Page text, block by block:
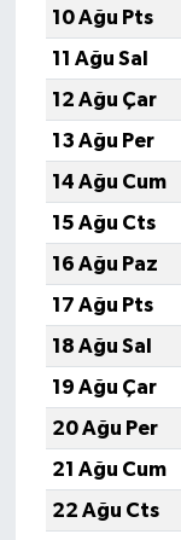
10 Ağu Pts
11 Ağu Sal
12 Ağu Çar
13 Ağu Per
14 Ağu Cum
15 Ağu Cts
16 Ağu Paz
17 Ağu Pts
18 Ağu Sal
19 Ağu Çar
20 Ağu Per
21 Ağu Cum
22 Ağu Cts